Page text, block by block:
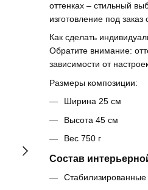
оттенках – стильный
изготовление под
Как сделать
Обратите внимание:
зависимости от
Размеры композиции:
Ширина 25 см
Высота 45 см
Вес 750 г
Состав
Стабилизированные